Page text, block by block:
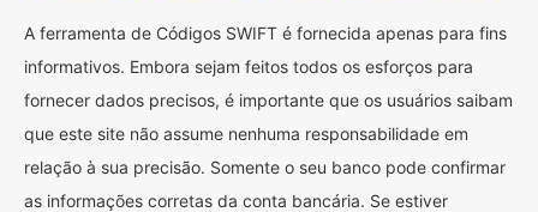
A ferramenta de Códigos SWIFT é fornecida apenas para fins
informativos. Embora sejam feitos todos os esforços para
fornecer dados precisos, é importante que os usuários saibam
que este site não assume nenhuma responsabilidade em
relação à sua precisão. Somente o seu banco pode confirmar
as informações corretas da conta bancária. Se estiver